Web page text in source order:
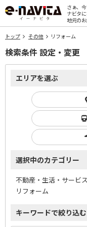
さぁ、
ナビタ
地元の
トップ その他 リフォーム
検索条件 設定・変更
エリアを選ぶ
選択中のカテゴリー
不動産・生活・サービ
リフォーム
キーワードで絞り込む